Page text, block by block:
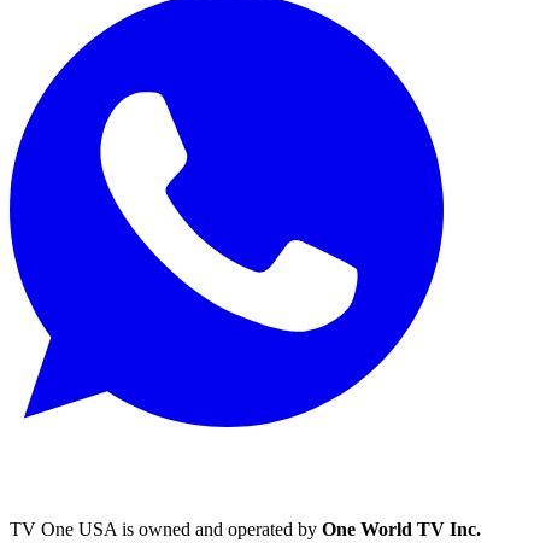
TV One USA is owned and operated by One World TV Inc.